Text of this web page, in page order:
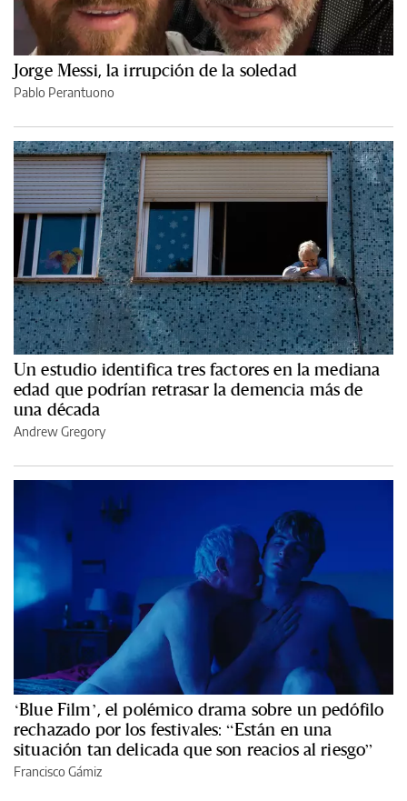
Jorge Messi, la irrupción de la soledad
Pablo Perantuono
Un estudio identifica tres factores en la mediana
edad que podrían retrasar la demencia más de
una década
Andrew Gregory
‘Blue Film’, el polémico drama sobre un pedófilo
rechazado por los festivales: “Están en una
situación tan delicada que son reacios al riesgo”
Francisco Gámiz